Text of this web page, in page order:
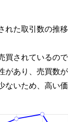
れた取引数の推
買されているの
があり、売買数
ないため、高い